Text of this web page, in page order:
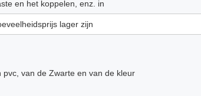
en het koppelen, enz. in
lager zijn
pvc, van de Zwarte en van de kleur